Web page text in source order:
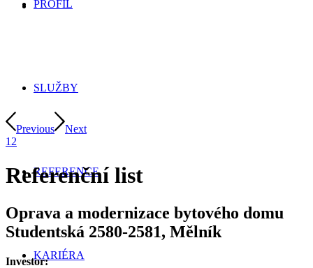
PROFIL
SLUŽBY
REFERENCE
KARIÉRA
Previous
Next
1 2
Referenční list
Oprava a modernizace bytového domu
Studentská 2580-2581, Mělník
Investor: